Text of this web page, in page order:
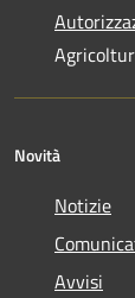
Novità
Notizie
Avvisi